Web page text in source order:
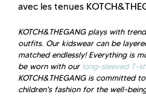
avec les tenues
KOTCH&THEGANG plays with
outfits. Our kidswear can be
matched endlessly! Everything is
be worn with ourlong-sleeved T-
KOTCH&THEGANG is committed
children's fashion for the well-